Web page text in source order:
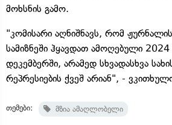
მოხსნის გამო.
"კომისარი აღნიშნავს, რომ
სამიზნეში ჰყავდათ ამოღებული
დეკემბერში, არამედ სხვადასხვა
რეპრესიების ქვეშ არიან", -
თემები: მზია ამაღლობელი